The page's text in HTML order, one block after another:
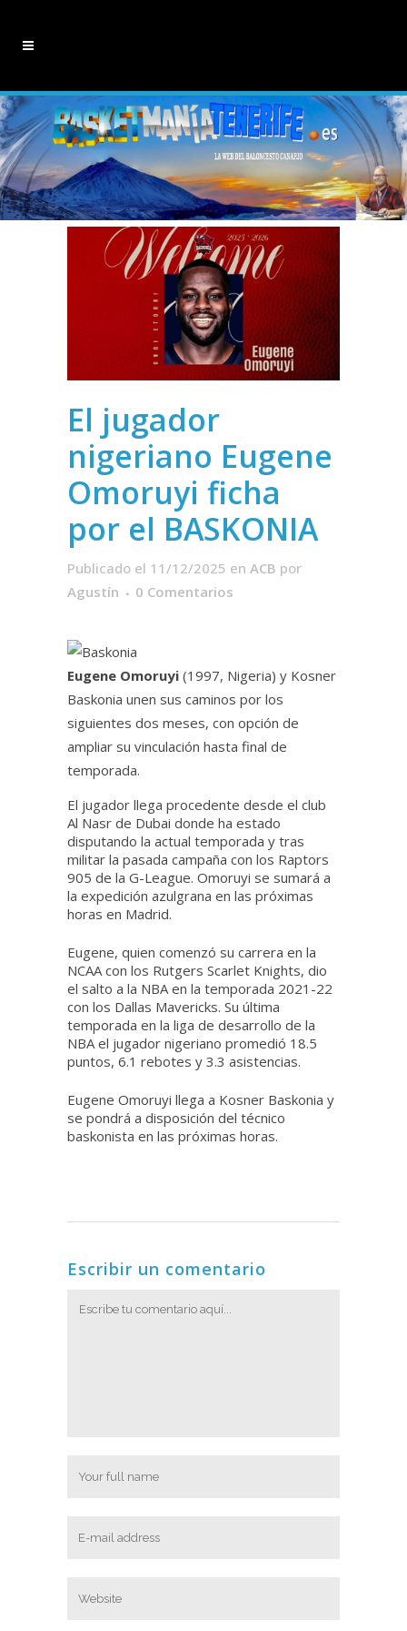
El jugador
nigeriano Eugene
Omoruyi ficha
por el BASKONIA
Publicado el 11/12/2025 en ACB por
Agustín
0 Comentarios
Eugene Omoruyi (1997, Nigeria) y Kosner
Baskonia unen sus caminos por los
siguientes dos meses, con opción de
ampliar su vinculación hasta final de
temporada.
El jugador llega procedente desde el club
Al Nasr de Dubai donde ha estado
disputando la actual temporada y tras
militar la pasada campaña con los Raptors
905 de la G-League. Omoruyi se sumará a
la expedición azulgrana en las próximas
horas en Madrid.
Eugene, quien comenzó su carrera en la
NCAA con los Rutgers Scarlet Knights, dio
el salto a la NBA en la temporada 2021-22
con los Dallas Mavericks. Su última
temporada en la liga de desarrollo de la
NBA el jugador nigeriano promedió 18.5
puntos, 6.1 rebotes y 3.3 asistencias.
Eugene Omoruyi llega a Kosner Baskonia y
se pondrá a disposición del técnico
baskonista en las próximas horas.
Escribir un comentario